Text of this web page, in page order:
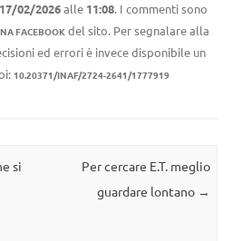
17/02/2026alle 11:08. I commenti sono
FACEBOOK del sito. Per segnalare alla
ed errori è invece disponibile un
10.20371/INAF/2724-2641/1777919
si
Per cercare E.T. meglio
guardare lontano →